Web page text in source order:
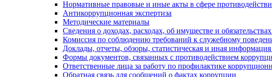
Нормативные правовые и иные акты в сфере
Антикоррупционная экспертиза
Методические материалы
Сведения о доходах, расходах, об имуществе и
Комиссия по соблюдению требований к служебному
Доклады, отчеты, обзоры, статистическая и иная
Формы документов, связанных с противодействием
Ответственные лица за работу по профилактике
Обратная связь для сообщений о фактах коррупции